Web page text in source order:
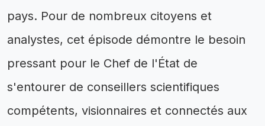
pays. Pour de nombreux citoyens et
analystes, cet épisode démontre le besoin
pressant pour le Chef de l'État de
s'entourer de conseillers scientifiques
compétents, visionnaires et connectés aux